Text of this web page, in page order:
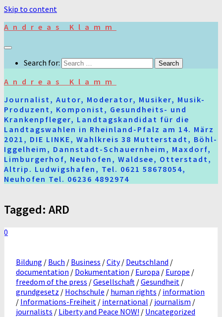
Skip to content
Andreas Klamm
Search for:
Andreas Klamm
Journalist, Autor, Moderator, Musiker, Musik-
Produzent, Komponist, Gesundheits- und
Krankenpfleger, Landtagskandidat für die
Landtagswahlen in Rheinland-Pfalz am 14. März
2021, DIE LINKE, Wahlkreis 38 Mutterstadt, Böhl-
Iggelheim, Dannstadt-Schauernheim, Maxdorf,
Limburgerhof, Neuhofen, Waldsee, Otterstadt,
Altrip. Ludwigshafen, Tel. 0621 58678054,
Neuhofen Tel. 06236 4892974
Tagged: ARD
0
Bildung / Buch / Business /City/ Deutschland /
documentation / Dokumentation / Europa / Europe /
freedom of the press /Gesellschaft /Gesundheit /
grundgesetz / Hochschule / human rights / information
/ Informations-Freiheit / international / journalism /
journalists / Liberty and Peace NOW! / Uncategorized